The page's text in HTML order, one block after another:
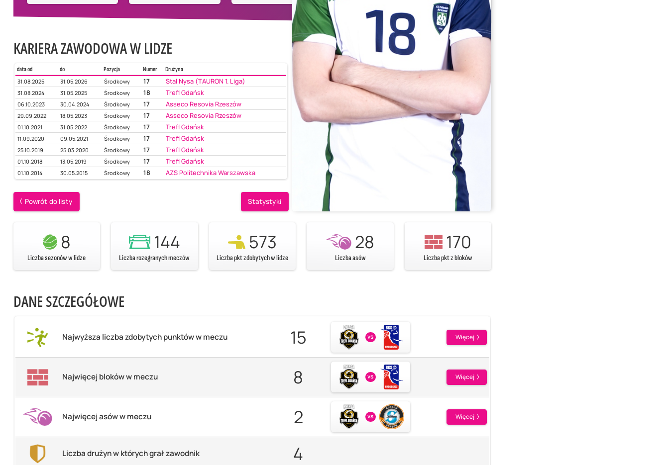
KARIERA ZAWODOWA W LIDZE
data od do Pozycja Numer
Drużyna
31.08.2025
31.05.2026 Środkowy 17 Stal Nysa (TAURON 1. Liga)
31.08.2024 31.05.2025 Środkowy 18 Trefl Gdańsk
06.10.2023 30.04.2024 Środkowy 17 Asseco Resovia Rzeszów
29.09.2022 18.05.2023 Środkowy 17 Asseco Resovia Rzeszów
01.10.2021 31.05.2022 Środkowy 17 Trefl Gdańsk
11.09.2020 09.05.2021 Środkowy 17 Trefl Gdańsk
25.10.2019 25.03.2020 Środkowy 17 Trefl Gdańsk
01.10.2018 13.05.2019 Środkowy 17 Trefl Gdańsk
01.10.2014 30.05.2015 Środkowy 18 AZS Politechnika Warszawska
Powrót do listy Statystyki
8
Liczba sezonów w lidze
144
Liczba rozegranych meczów
573
Liczba pkt zdobytych w lidze
28
Liczba asów
170
Liczba pkt z bloków
DANE SZCZEGÓŁOWE
Najwyższa liczba zdobytych punktów w meczu 15 vs Więcej
Najwięcej bloków w meczu 8 vs Więcej
Najwięcej asów w meczu 2 vs Więcej
Liczba drużyn w których grał zawodnik 4